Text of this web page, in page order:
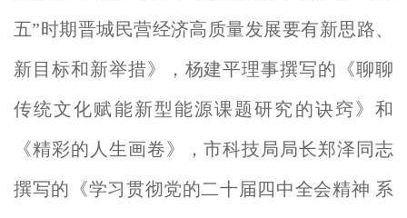
五”时期晋城民营经济高质量发展要有新思路、
新目标和新举措》，杨建平理事撰写的《聊聊
传统文化赋能新型能源课题研究的诀窍》和
《精彩的人生画卷》，市科技局局长郑泽同志
撰写的《学习贯彻党的二十届四中全会精神 系